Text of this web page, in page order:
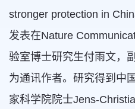
stronger protection in
发表在Nature
验室博士研究生付雨文，
为通讯作者。研究得到中
家科学院院士Jens-